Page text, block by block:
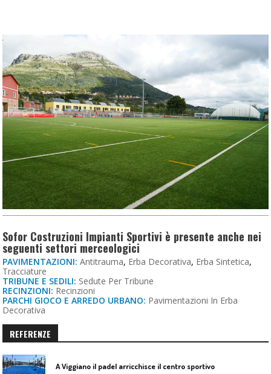
Sofor Costruzioni Impianti Sportivi è presente anche nei
seguenti settori merceologici
PAVIMENTAZIONI: Antitrauma, Erba Decorativa, Erba Sintetica,
Tracciature
TRIBUNE E SEDILI: Sedute Per Tribune
RECINZIONI: Recinzioni
PARCHI GIOCO E ARREDO URBANO: Pavimentazioni In Erba
Decorativa
REFERENZE
A Viggiano il padel arricchisce il centro sportivo